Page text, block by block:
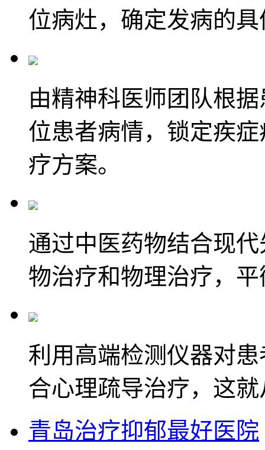
位病灶，确定发病的
由精神科医师团队根
位患者病情，锁定疾
疗方案。
通过中医药物结合现
物治疗和物理治疗，
利用高端检测仪器对
合心理疏导治疗，这
青岛治疗抑郁最好医院